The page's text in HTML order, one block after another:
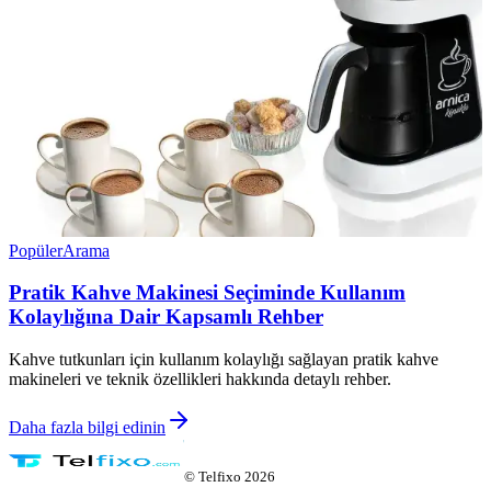
PopülerArama
Pratik Kahve Makinesi Seçiminde Kullanım
Kolaylığına Dair Kapsamlı Rehber
Kahve tutkunları için kullanım kolaylığı sağlayan pratik kahve
makineleri ve teknik özellikleri hakkında detaylı rehber.
Daha fazla bilgi edinin
© Telfixo 2026